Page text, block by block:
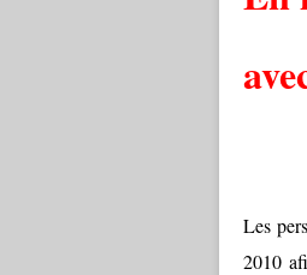
Les
2010